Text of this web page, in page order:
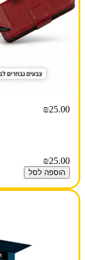
₪25.00
₪25.00
הוספה לסל